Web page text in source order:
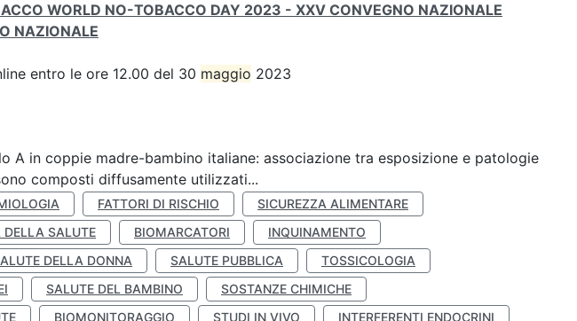
WORLD NO-TOBACCO DAY 2023 - XXV CONVEGNO NAZIONALE
NAZIONALE
entro le ore 12.00 del 30 maggio 2023
A in coppie madre-bambino italiane: associazione tra esposizione e patologie
composti diffusamente utilizzati...
FATTORI DI RISCHIO
SICUREZZA ALIMENTARE
DELLA SALUTE BIOMARCATORI
INQUINAMENTO
DELLA DONNA SALUTE PUBBLICA
TOSSICOLOGIA
SALUTE DEL BAMBINO
SOSTANZE CHIMICHE
BIOMONITORAGGIO STUDI IN VIVO
INTERFERENTI ENDOCRINI